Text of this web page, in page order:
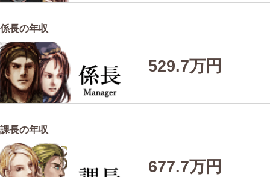
係長の年収
529.7万円
課長の年収
677.7万円